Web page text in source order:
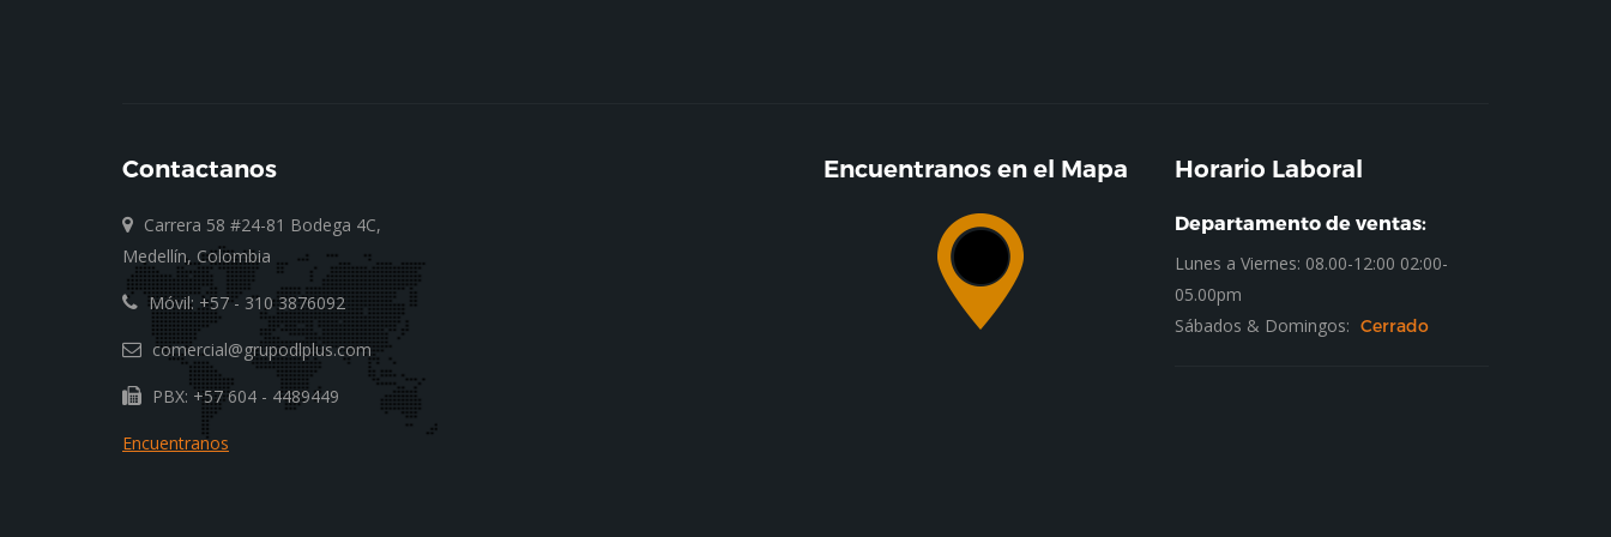
Contactanos
Carrera 58 #24-81 Bodega 4C,
Medellín, Colombia
Móvil: +57 - 310 3876092
comercial@grupodlplus.com
PBX: +57 604 - 4489449
Encuentranos
Encuentranos en el Mapa Horario Laboral
Departamento de ventas:
Lunes a Viernes: 08.00-12:00 02:00-
05.00pm
Sábados & Domingos: Cerrado